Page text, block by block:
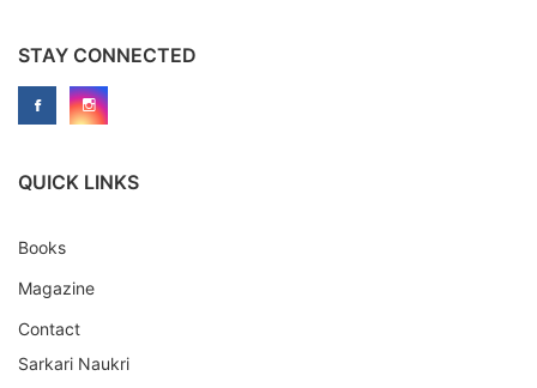
STAY CONNECTED
QUICK LINKS
Books
Magazine
Contact
Sarkari Naukri